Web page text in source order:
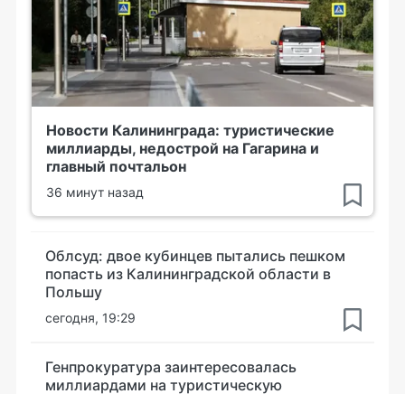
Новости Калининграда: туристические
миллиарды, недострой на Гагарина и
главный почтальон
36 минут назад
Облсуд: двое кубинцев пытались пешком
попасть из Калининградской области в
Польшу
сегодня, 19:29
Генпрокуратура заинтересовалась
миллиардами на туристическую